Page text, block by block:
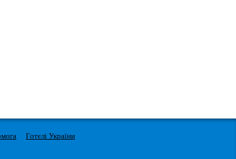
Готелі України